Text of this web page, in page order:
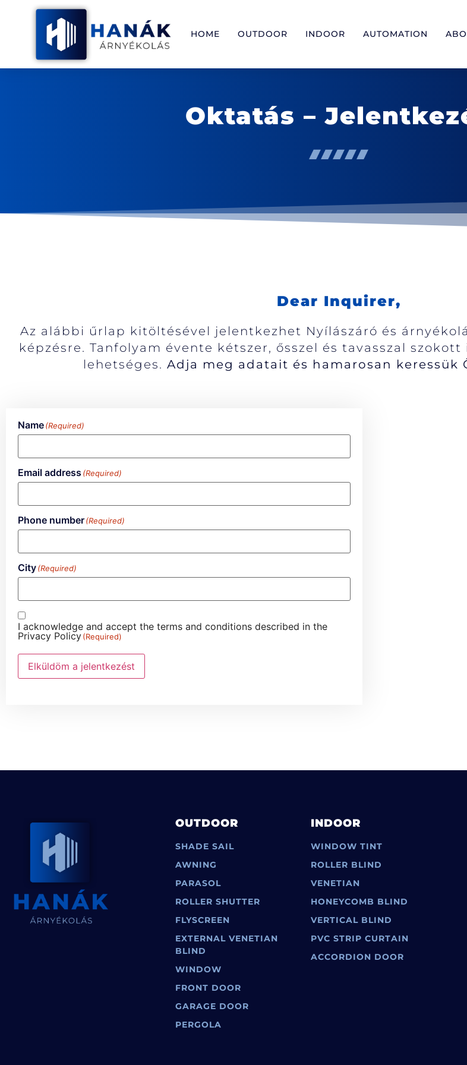
HOME OUTDOOR INDOOR AUTOMATION
Oktatás –
Dear Inquirer,
Az alábbi űrlap kitöltésével jelentkezhet Nyílászáró és
képzésre. Tanfolyam évente kétszer, ősszel és tavasszal
lehetséges. Adja meg adatait és hamarosan keressük
Name(Required)
Email address (Required)
Phone number(Required)
City(Required)
Adatvédelem
I acknowledge and accept the terms and conditions described in the
Privacy Policy(Required)
Elküldöm a jelentkezést
OUTDOOR
SHADE SAIL
AWNING
PARASOL
ROLLER SHUTTER
FLYSCREEN
EXTERNAL VENETIAN
BLIND
WINDOW
FRONT DOOR
GARAGE DOOR
PERGOLA
INDOOR
WINDOW TINT
ROLLER BLIND
VENETIAN
HONEYCOMB BLIND
VERTICAL BLIND
PVC STRIP CURTAIN
ACCORDION DOOR